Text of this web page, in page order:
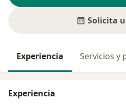
Solicita
Experiencia Servicios y
Experiencia